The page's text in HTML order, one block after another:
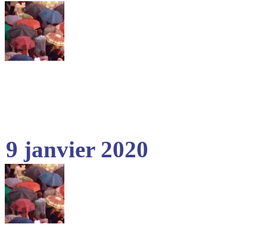
9 janvier 2020